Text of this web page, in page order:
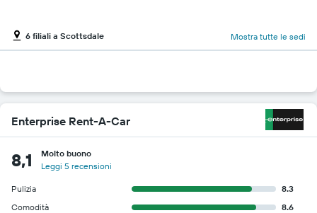
6 filiali a Scottsdale Mostra tutte le sedi
Enterprise Rent-A-Car
8,1
Molto buono
Leggi 5 recensioni
Pulizia
8.3
Comodità
8.6